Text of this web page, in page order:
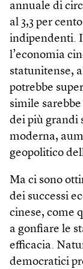
annuale di
al 3,3 per
indipendenti.
l’economia
statunitense,
potrebbe
simile
dei più grandi
moderna,
geopolitico
Ma ci sono
dei successi
cinese, come
a gonfiare le
efficacia.
democratici